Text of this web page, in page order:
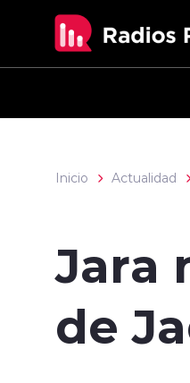
Inicio Actualidad
Jara
de